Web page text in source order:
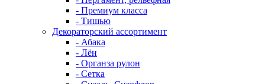
- Премиум класса
- Тишью
Декораторский ассортимент
- Абака
- Лён
- Органза рулон
- Сетка